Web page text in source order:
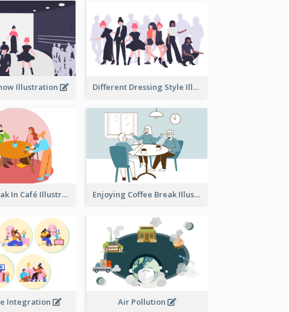
Illustration Different Dressing Style Illustration
Coffee Break In Café Illustration Enjoying Coffee Break Illustration
Integration Air Pollution